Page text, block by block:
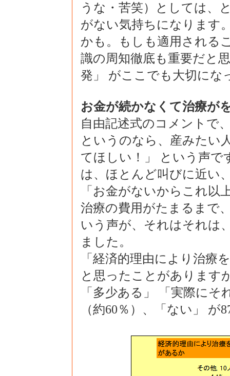
うな・苦笑）としては、
がない気持ちになります
かも。もしも適用される
識の周知徹底も重要だと
発」 がここでも大切にな
お金が続かなくて治療が
自由記述式のコメントで
というのなら、産みたい
てほしい！」 という声
は、ほとんど叫びに近い
「お金がないからこれ以
治療の費用がたまるまで
いう声が、それはそれは
ました。
「経済的理由により治療
と思ったことがあります
「多少ある」 「実際に
（約60％）、「ない」 が